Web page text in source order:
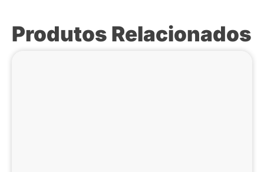
Produtos Relacionados